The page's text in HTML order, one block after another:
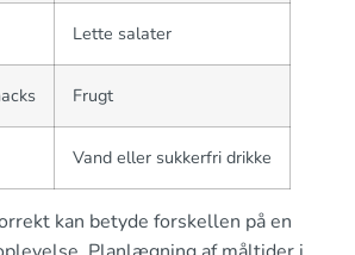
Lette salater
Frugt
Vand eller sukkerfri drikke
kan betyde forskellen på en